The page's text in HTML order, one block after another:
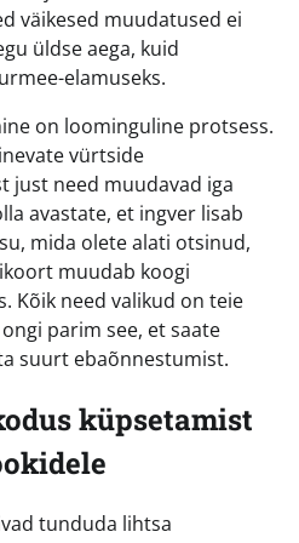
väikesed muudatused ei
üldse aega, kuid
elamuseks.
on loominguline protsess.
vürtside
just need muudavad iga
avastate, et ingver lisab
mida olete alati otsinud,
muudab koogi
Kõik need valikud on teie
parim see, et saate
suurt ebaõnnestumist.
küpsetamist
tunduda lihtsa